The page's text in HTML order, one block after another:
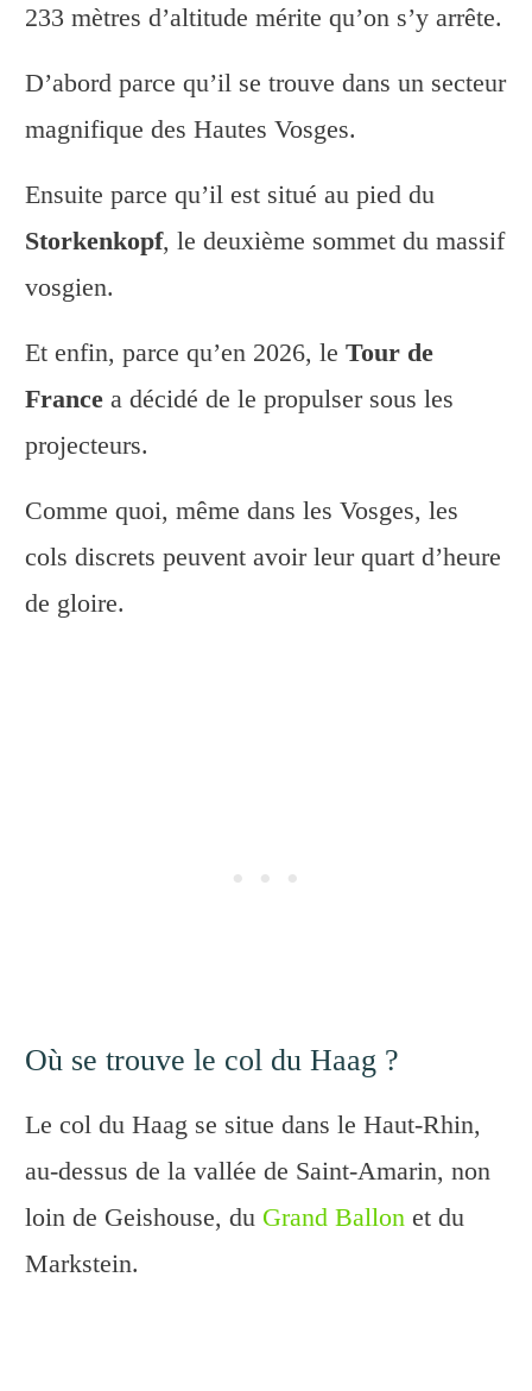
233 mètres d’altitude mérite qu’on s’y arrête.
D’abord parce qu’il se trouve dans un secteur
magnifique des Hautes Vosges.
Ensuite parce qu’il est situé au pied du
Storkenkopf, le deuxième sommet du massif
vosgien.
Et enfin, parce qu’en 2026, le Tour de
France a décidé de le propulser sous les
projecteurs.
Comme quoi, même dans les Vosges, les
cols discrets peuvent avoir leur quart d’heure
de gloire.
Où se trouve le col du Haag ?
Le col du Haag se situe dans le Haut-Rhin,
au-dessus de la vallée de Saint-Amarin, non
loin de Geishouse, du Grand Ballon et du
Markstein.